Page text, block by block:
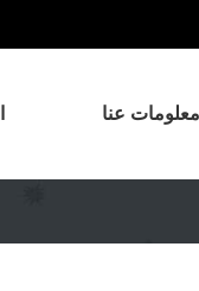
معلومات عنا